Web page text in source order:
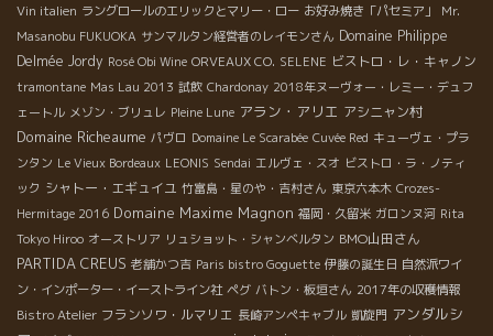
Vin italien ラングロールのエリックとマリー・ロー お好み焼き「パセミア」
Mr.
Masanobu FUKUOKA サンマルタン経営者のレイモンさん Domaine Philippe
Delmée Jordy Rosé Obi Wine ORVEAUX CO. SELENE ビストロ・レ・キャノン
tramontane Mas Lau 2013 試飲 Chardonay 2018年ヌーヴォー・レミー・デュフ
ェートル メゾン・ブリュレ Pleine Lune アラン・アリエ アシニャン村
Domaine Richeaume パヴロ Domaine Le Scarabée Cuvée Red キューヴェ・プラ
ンタン Le Vieux Bordeaux LEONIS Sendai エルヴェ・スオ ビストロ・ラ・ノティ
ック シャトー・エギュイユ 竹富島・星のや・吉村さん 東京六本木 Crozes-
Hermitage 2016 Domaine Maxime Magnon 福岡・久留米 ガロンヌ河 Rita
Tokyo Hiroo オーストリア リュショット・シャンベルタン BMO山田さん
PARTIDA CREUS 老舗かつ吉 Paris bistro Goguette 伊藤の誕生日 自然派ワイ
ン・インポーター・イーストライン社 ペグ バトン・板垣さん 2017年の収穫情報
Bistro Atelier フランソワ・ルマリエ 長崎アンペキャブル 凱旋門 アンダルシ